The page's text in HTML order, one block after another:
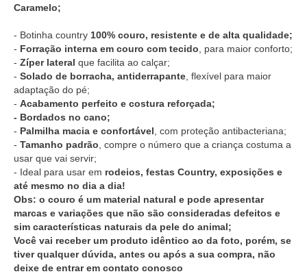
Caramelo;
- Botinha country 100% couro, resistente e de alta qualidade;
- Forração interna em couro com tecido , para maior conforto;
- Zíper lateral que facilita ao calçar;
- Solado de borracha, antiderrapante , flexível para maior
adaptação do pé;
- Acabamento perfeito e costura reforçada;
- Bordados no cano;
- Palmilha macia e confortável , com proteção antibacteriana;
- Tamanho padrão , compre o número que a criança costuma a
usar que vai servir;
- Ideal para usar em rodeios, festas Country, exposições e
até mesmo no dia a dia!
Obs: o couro é um material natural e pode apresentar
marcas e variações que não são consideradas defeitos e
sim características naturais da pele do animal;
Você vai receber um produto idêntico ao da foto, porém, se
tiver qualquer dúvida, antes ou após a sua compra, não
deixe de entrar em contato conosco